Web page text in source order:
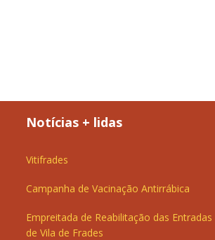
Notícias + lidas
Vitifrades
Campanha de Vacinação Antirrábica
Empreitada de Reabilitação das Entradas
de Vila de Frades